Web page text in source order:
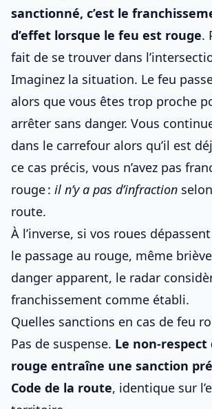
sanctionné, c’est le
d’effet lorsque le feu est rouge.
fait de se trouver dans
Imaginez la situation. Le feu
alors que vous êtes trop proche
arrêter sans danger. Vous
dans le carrefour alors qu’il est
ce cas précis, vous n’avez pas
rouge : il n’y a pas d’infraction
route.
À l’inverse, si vos roues
le passage au rouge, même
danger apparent, le radar
franchissement comme établi.
Quelles sanctions en cas de feu
Pas de suspense. Le non-respect
rouge entraîne une sanction
Code de la route, identique sur